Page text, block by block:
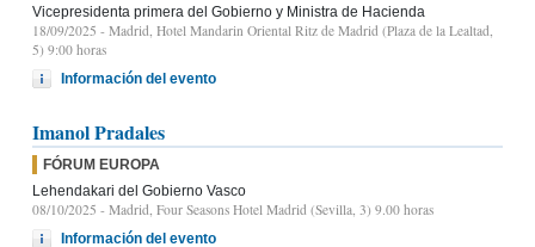
Vicepresidenta primera del Gobierno y Ministra de Hacienda
18/09/2025 - Madrid, Hotel Mandarin Oriental Ritz de Madrid (Plaza de la Lealtad,
5) 9:00 horas
Información del evento
Imanol Pradales
FÓRUM EUROPA
Lehendakari del Gobierno Vasco
08/10/2025 - Madrid, Four Seasons Hotel Madrid (Sevilla, 3) 9.00 horas
Información del evento